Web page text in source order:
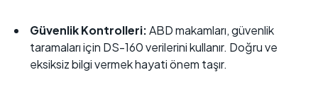
Güvenlik Kontrolleri:ABD makamları, güvenlik
taramaları için DS-160 verilerini kullanır. Doğru ve
eksiksiz bilgi vermek hayati önem taşır.